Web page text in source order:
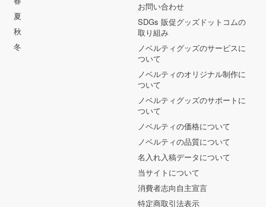
夏
秋
冬
お問い合わせ
SDGs 販促グッズドットコムの
取り組み
ノベルティグッズのサービスに
ついて
ノベルティのオリジナル制作に
ついて
ノベルティグッズのサポートに
ついて
ノベルティの価格について
ノベルティの品質について
名入れ入稿データについて
当サイトについて
消費者志向自主宣言
特定商取引法表示